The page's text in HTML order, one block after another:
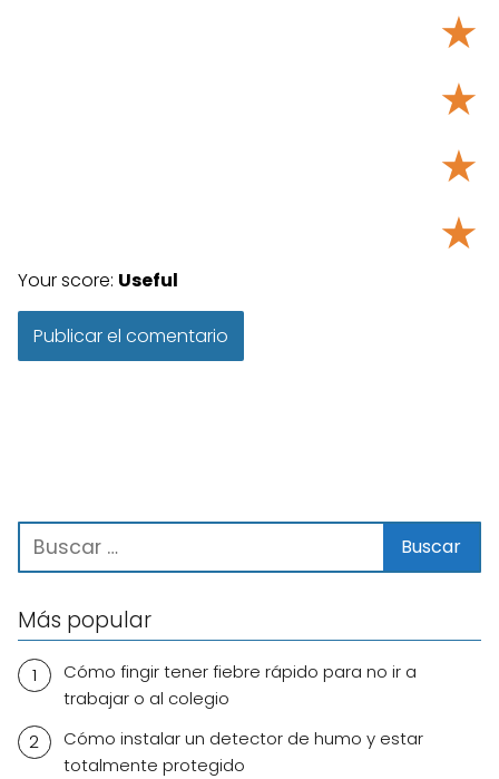
★
★
★
★
Your score: Useful
Más popular
Cómo fingir tener fiebre rápido para no ir a
trabajar o al colegio
Cómo instalar un detector de humo y estar
totalmente protegido